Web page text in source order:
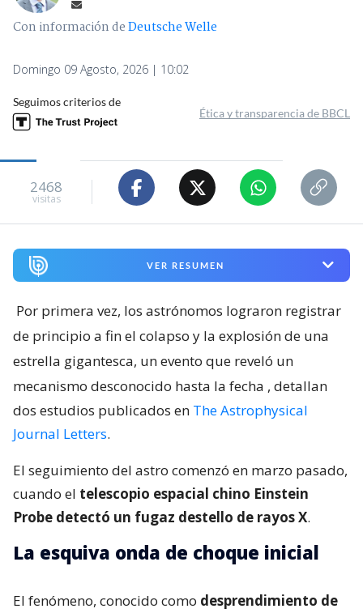
Con información deDeutsche Welle
Domingo 09 Agosto, 2026 | 10:02
Seguimos criterios de
Ética y transparencia de BBCL
2468
visitas
VER RESUMEN
Por primera vez, los astrónomos lograron registrar
de principio a fin el colapso y la explosión de una
estrella gigantesca, un evento que reveló un
mecanismo desconocido hasta la fecha , detallan
dos estudios publicados en The Astrophysical
Journal Letters.
El seguimiento del astro comenzó en marzo pasado,
cuando el telescopio espacial chino Einstein
Probe detectó un fugaz destello de rayos X.
La esquiva onda de choque inicial
El fenómeno, conocido como desprendimiento de